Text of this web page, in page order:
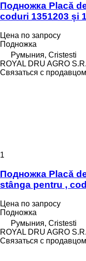
Подножка Placă
coduri 1351203 și
Цена по запросу
Подножка
Румыния, Cristesti
ROYAL DRU AGRO
Связаться с продавцом
1
Подножка Placă
stânga pentru ,
Цена по запросу
Подножка
Румыния, Cristesti
ROYAL DRU AGRO
Связаться с продавцом